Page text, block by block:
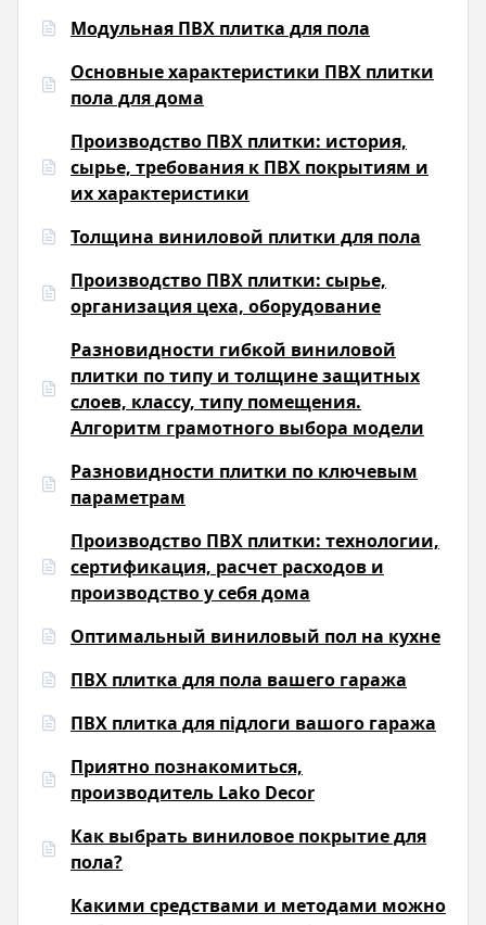
Модульная ПВХ плитка для пола
Основные характеристики ПВХ плитки
пола для дома
Производство ПВХ плитки: история,
сырье, требования к ПВХ покрытиям и
их характеристики
Толщина виниловой плитки для пола
Производство ПВХ плитки: сырье,
организация цеха, оборудование
Разновидности гибкой виниловой
плитки по типу и толщине защитных
слоев, классу, типу помещения.
Алгоритм грамотного выбора модели
Разновидности плитки по ключевым
параметрам
Производство ПВХ плитки: технологии,
сертификация, расчет расходов и
производство у себя дома
Оптимальный виниловый пол на кухне
ПВХ плитка для пола вашего гаража
ПВХ плитка для підлоги вашого гаража
Приятно познакомиться,
производитель Lako Decor
Как выбрать виниловое покрытие для
пола?
Какими средствами и методами можно